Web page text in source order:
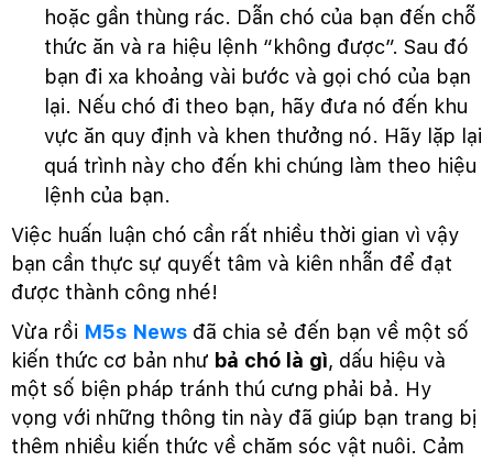
hoặc gần thùng rác. Dẫn chó của bạn đến chỗ
thức ăn và ra hiệu lệnh “không được”. Sau đó
bạn đi xa khoảng vài bước và gọi chó của bạn
lại. Nếu chó đi theo bạn, hãy đưa nó đến khu
vực ăn quy định và khen thưởng nó. Hãy lặp lại
quá trình này cho đến khi chúng làm theo hiệu
lệnh của bạn.
Việc huấn luận chó cần rất nhiều thời gian vì vậy
bạn cần thực sự quyết tâm và kiên nhẫn để đạt
được thành công nhé!
Vừa rồi M5s News đã chia sẻ đến bạn về một số
kiến thức cơ bản như bả chó là gì, dấu hiệu và
một số biện pháp tránh thú cưng phải bả. Hy
vọng với những thông tin này đã giúp bạn trang bị
thêm nhiều kiến thức về chăm sóc vật nuôi. Cảm